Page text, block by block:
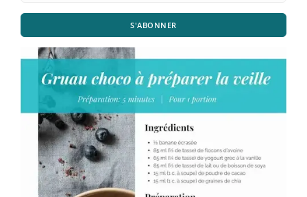
S'ABONNER